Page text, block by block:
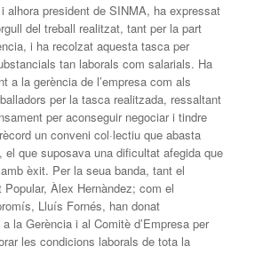
alhora president de SINMA, ha expressat
del treball realitzat, tant per la part
i ha recolzat aquesta tasca per
tan laborals com salarials. Ha
a la gerència de l’empresa com als
per la tasca realitzada, ressaltant
per aconseguir negociar i tindre
un conveni col·lectiu que abasta
que suposava una dificultat afegida que
èxit. Per la seua banda, tant el
Àlex Hernàndez; com el
Lluís Fornés, han donat
la Gerència i al Comitè d’Empresa per
les condicions laborals de tota la